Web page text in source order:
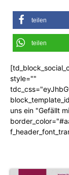
teilen
teilen
style=""
uns ein "Gefällt